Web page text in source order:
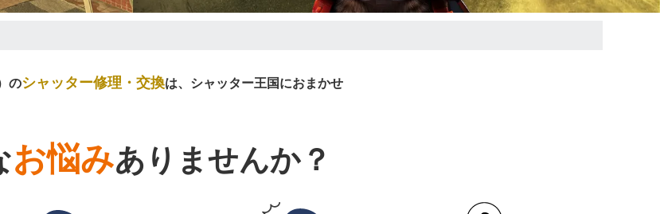
のシャッター修理・交換は、シャッター王国におまかせ
お悩みありませんか？